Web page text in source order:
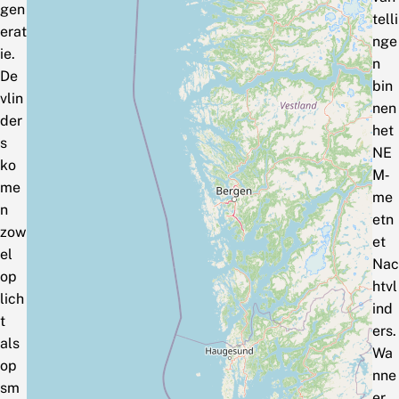
gen
erat
ie.
De
vlin
der
s
ko
me
n
zow
el
op
lich
t
als
op
sm
telli
nge
n
bin
nen
het
NE
M‑
me
etn
et
Nac
htvl
ind
ers.
Wa
nne